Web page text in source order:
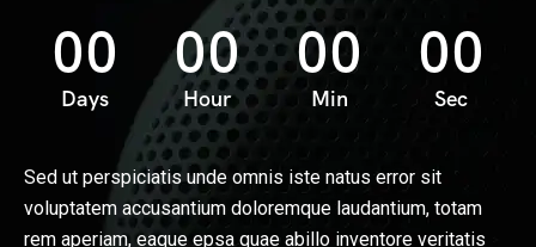
00
Days
00
Hour
00
Min
00
Sec
Sed ut perspiciatis unde omnis iste natus error sit
voluptatem accusantium doloremque laudantium, totam
rem aperiam, eaque epsa quae abillo inventore veritatis